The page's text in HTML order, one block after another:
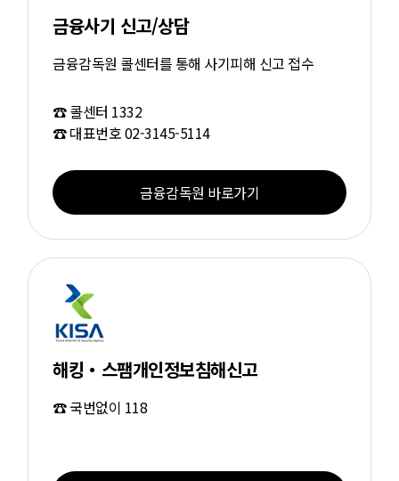
금융사기 신고/상담
금융감독원 콜센터를 통해 사기피해 신고 접수
☎ 콜센터 1332
☎ 대표번호 02-3145-5114
금융감독원 바로가기
해킹・스팸개인정보침해신고
☎ 국번없이 118